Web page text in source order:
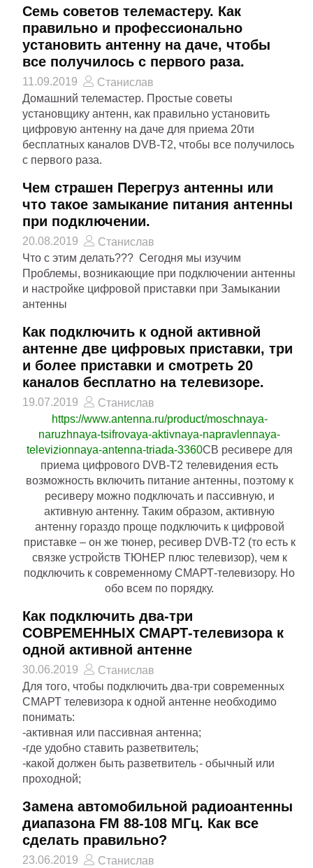
Семь советов телемастеру. Как
правильно и профессионально
установить антенну на даче, чтобы
все получилось с первого раза.
11.09.2019
Станислав
Домашний телемастер. Простые советы
установщику антенн, как правильно установить
цифровую антенну на даче для приема 20ти
бесплатных каналов DVB-T2, чтобы все получилось
с первого раза.
Чем страшен Перегруз антенны или
что такое замыкание питания антенны
при подключении.
20.08.2019
Станислав
Что с этим делать??? Сегодня мы изучим
Проблемы, возникающие при подключении антенны
и настройке цифровой приставки при Замыкании
антенны
Как подключить к одной активной
антенне две цифровых приставки, три
и более приставки и смотреть 20
каналов бесплатно на телевизоре.
19.07.2019
Станислав
https://www.antenna.ru/product/moschnaya-
naruzhnaya-tsifrovaya-aktivnaya-napravlennaya-
televizionnaya-antenna-triada-3360СВ ресивере для
приема цифрового DVB-T2 телевидения есть
возможность включить питание антенны, поэтому к
ресиверу можно подключать и пассивную, и
активную антенну. Таким образом, активную
антенну гораздо проще подключить к цифровой
приставке – он же тюнер, ресивер DVB-T2 (то есть к
связке устройств ТЮНЕР плюс телевизор), чем к
подключить к современному СМАРТ-телевизору. Но
обо всем по порядку.
Как подключить два-три
СОВРЕМЕННЫХ СМАРТ-телевизора к
одной активной антенне
30.06.2019
Станислав
Для того, чтобы подключить два-три современных
СМАРТ телевизора к одной антенне необходимо
понимать:
-активная или пассивная антенна;
-где удобно ставить разветвитель;
-какой должен быть разветвитель - обычный или
проходной;
Замена автомобильной радиоантенны
диапазона FM 88-108 МГц. Как все
сделать правильно?
23.06.2019 Станислав